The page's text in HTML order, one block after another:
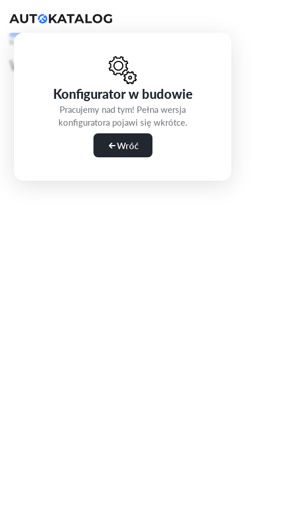
Konfigurator w budowie
Pracujemy nad tym! Pełna wersja
konfiguratora pojawi się wkrótce.
Wróć
Krok 1/5
Wybierz wersję